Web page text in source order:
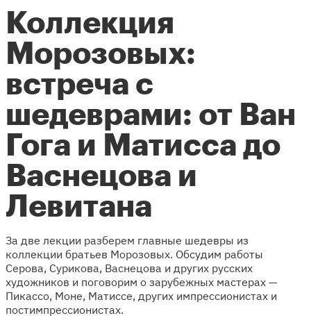
Коллекция
Морозовых:
встреча с
шедеврами: от ​​Ван
Гога и Матисса до
Васнецова и
Левитана
За две лекции разберем главные шедевры из
коллекции братьев Морозовых. Обсудим работы
Серова, Сурикова, Васнецова и других русских
художников и поговорим о зарубежных мастерах —
Пикассо, Моне, Матиссе, других импрессионистах и
постимпрессионистах.